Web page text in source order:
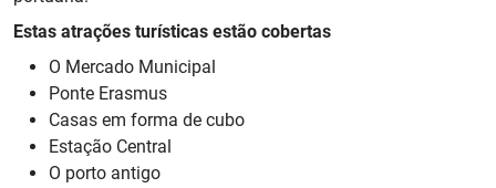
Estas atrações turísticas estão cobertas
O Mercado Municipal
Ponte Erasmus
Casas em forma de cubo
Estação Central
O porto antigo